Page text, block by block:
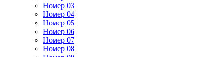
Номер 03
Номер 04
Номер 05
Номер 06
Номер 07
Номер 08